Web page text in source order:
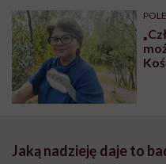
Jaką nadzieję daje to